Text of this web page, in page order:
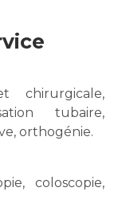
chirurgicale,
tubaire,
orthogénie.
coloscopie,